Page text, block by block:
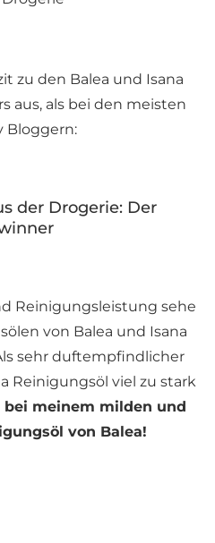
zu den Balea und Isana
aus, als bei den meisten
Bloggern:
der Drogerie: Der
Reinigungsleistung sehe
von Balea und Isana
sehr duftempfindlicher
Reinigungsöl viel zu stark
bei meinem milden und
von Balea!